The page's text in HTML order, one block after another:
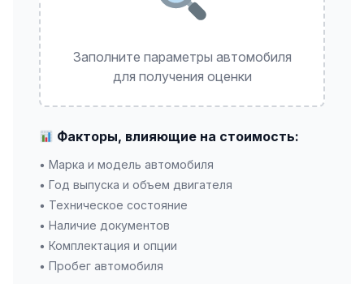
Заполните параметры автомобиля
для получения оценки
Факторы, влияющие на стоимость:
• Марка и модель автомобиля
• Год выпуска и объем двигателя
• Техническое состояние
• Наличие документов
• Комплектация и опции
• Пробег автомобиля